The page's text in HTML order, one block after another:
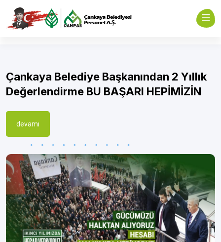
Çankaya Belediye Başkanından 2 Yıllık
Değerlendirme BU BAŞARI HEPİMİZİN
devamı